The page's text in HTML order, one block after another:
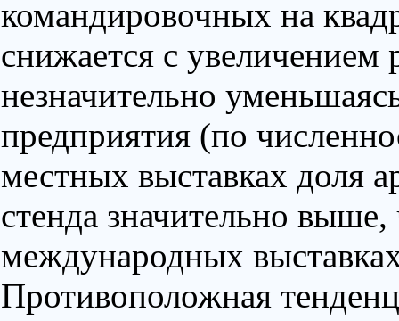
командировочных на
снижается с увеличением
незначительно
предприятия (по
местных выставках доля
стенда значительно
международных
Противоположная